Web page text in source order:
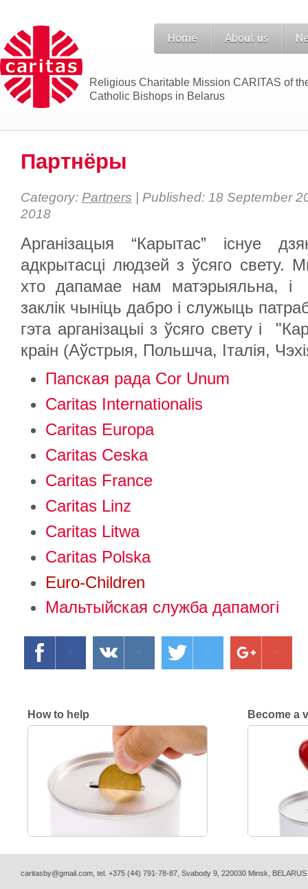
Home About us
Religious Charitable Mission CARITAS of
Catholic Bishops in Belarus
Партнёры
Category: Partners | Published: 18 September
2018
Арганізацыя “Карытас” існуе
адкрытасці людзей з ўсяго свету.
хто дапамае нам матэрыяльна, і
заклік чыніць дабро і служыць
гэта арганізацыі з ўсяго свету і
краін (Аўстрыя, Польшча, Італія,
Папская рада Cor Unum
Caritas Internationalis
Caritas Europa
Caritas Ceska
Caritas France
Caritas Linz
Caritas Litwa
Caritas Polska
Euro-Children
Мальтыйская служба дапамогі
How to help Become a
caritasby@gmail.com, tel. +375 (44) 791-78-87, Svabody 9, 220030 Minsk, BELARUS